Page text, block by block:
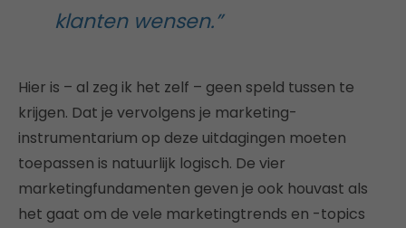
klanten wensen.”
Hier is – al zeg ik het zelf – geen speld tussen te
krijgen. Dat je vervolgens je marketing-
instrumentarium op deze uitdagingen moeten
toepassen is natuurlijk logisch. De vier
marketingfundamenten geven je ook houvast als
het gaat om de vele marketingtrends en -topics